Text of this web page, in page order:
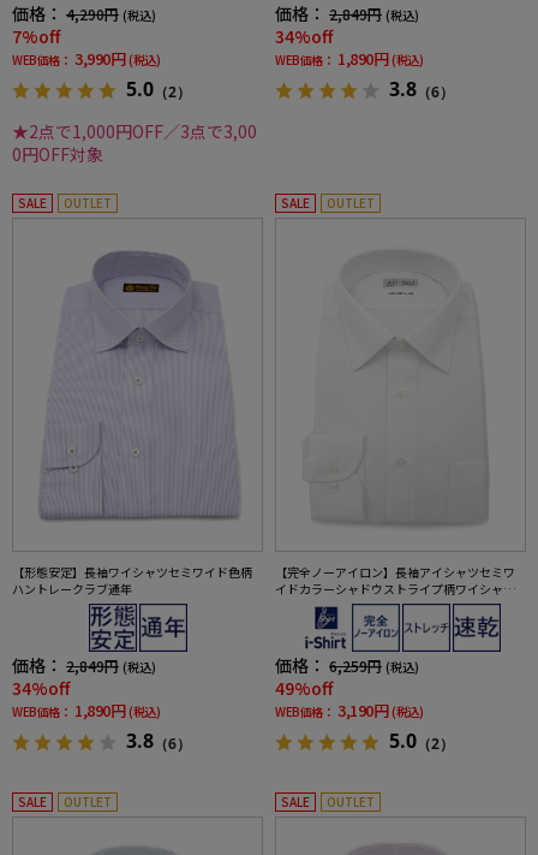
価格： 4,290円 (税込)
7%off
WEB価格： 3,990円 (税込)
5.0 （2）
★2点で1,000円OFF／3点で3,00
0円OFF対象
価格： 2,849円 (税込)
34%off
WEB価格： 1,890円 (税込)
3.8 （6）
SALE OUTLET
【形態安定】長袖ワイシャツセミワイド色柄
ハントレークラブ通年
価格： 2,849円 (税込)
34%off
WEB価格： 1,890円 (税込)
3.8 （6）
SALE OUTLET
【完全ノーアイロン】長袖アイシャツセミワ
イドカラーシャドウストライプ柄ワイシャツi-
shirt通年
価格： 6,259円 (税込)
49%off
WEB価格： 3,190円 (税込)
5.0 （2）
SALE OUTLET SALE OUTLET